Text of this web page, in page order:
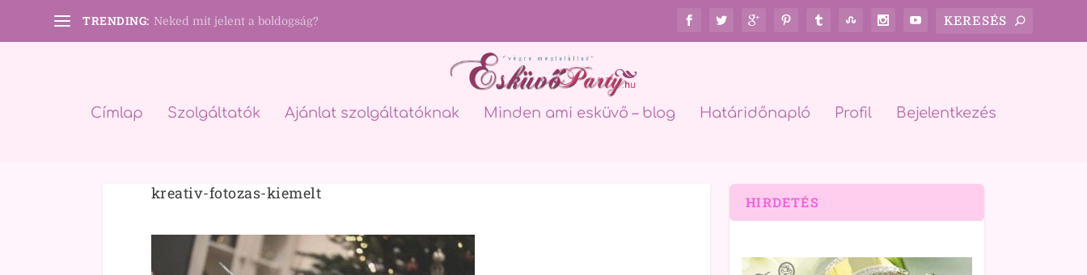
TRENDING: Neked mit jelent a boldogság?
Címlap Szolgáltatók Ajánlat szolgáltatóknak Minden ami esküvő – blog Határidőnapló Profil Bejelentkezés
kreativ-fotozas-kiemelt HIRDETÉS